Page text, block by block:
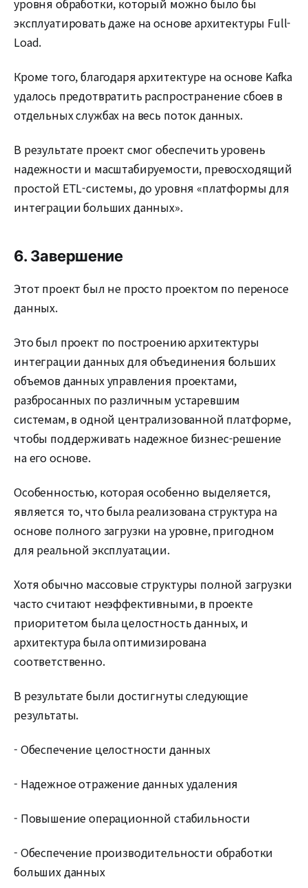
эксплуатировать даже на основе архитектуры Full-
Load.
Кроме того, благодаря архитектуре на основе Kafka
удалось предотвратить распространение сбоев в
отдельных службах на весь поток данных.
В результате проект смог обеспечить уровень
надежности и масштабируемости, превосходящий
простой ETL-системы, до уровня «платформы для
интеграции больших данных».
6. Завершение
Этот проект был не просто проектом по переносе
данных.
Это был проект по построению архитектуры
интеграции данных для объединения больших
объемов данных управления проектами,
разбросанных по различным устаревшим
системам, в одной централизованной платформе,
чтобы поддерживать надежное бизнес-решение
на его основе.
Особенностью, которая особенно выделяется,
является то, что была реализована структура на
основе полного загрузки на уровне, пригодном
для реальной эксплуатации.
Хотя обычно массовые структуры полной загрузки
часто считают неэффективными, в проекте
приоритетом была целостность данных, и
архитектура была оптимизирована
соответственно.
В результате были достигнуты следующие
результаты.
- Обеспечение целостности данных
- Надежное отражение данных удаления
- Повышение операционной стабильности
- Обеспечение производительности обработки
больших данных